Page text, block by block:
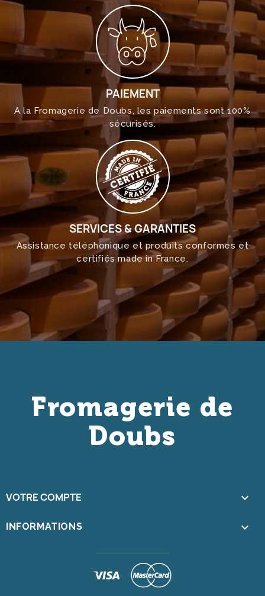
PAIEMENT
A la Fromagerie de Doubs, les paiements sont 100%
sécurisés.
SERVICES & GARANTIES
Assistance téléphonique et produits conformes et
certifiés made in France.
Fromagerie de
Doubs
VOTRE COMPTE 
INFORMATIONS keyboard_arrow_down